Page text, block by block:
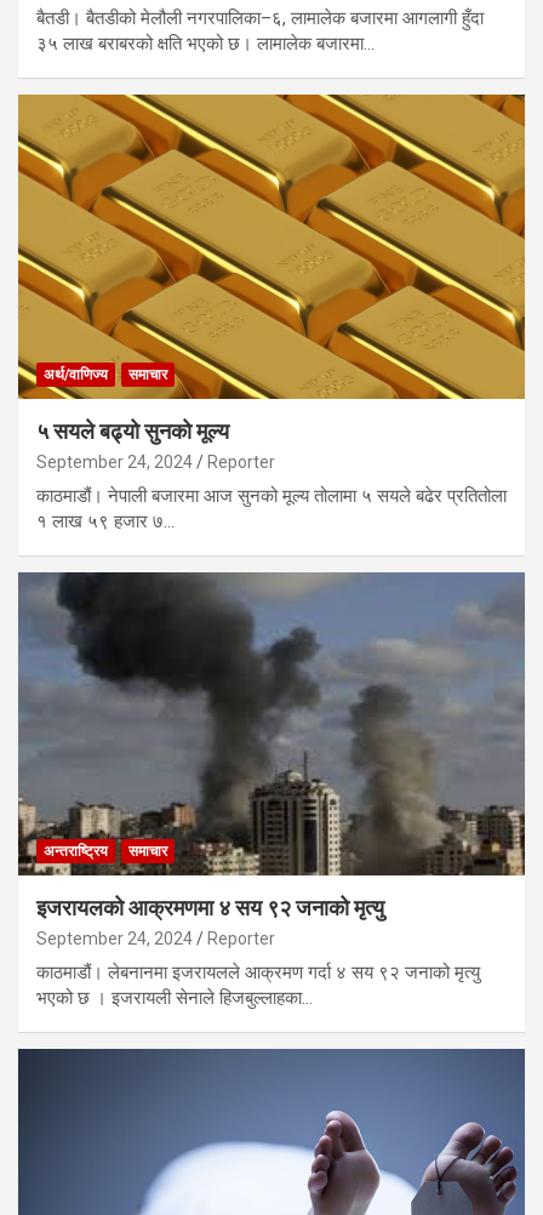
बैतडी। बैतडीको मेलौली नगरपालिका–६, लामालेक बजारमा आगलागी हुँदा
३५ लाख बराबरको क्षति भएको छ। लामालेक बजारमा…
अर्थ/वाणिज्य समाचार
५ सयले बढ्यो सुनको मूल्य
September 24, 2024 Reporter
काठमाडौं। नेपाली बजारमा आज सुनको मूल्य तोलामा ५ सयले बढेर प्रतितोला
१ लाख ५९ हजार ७…
अन्तराष्ट्रिय समाचार
इजरायलको आक्रमणमा ४ सय ९२ जनाको मृत्यु
September 24, 2024 Reporter
काठमाडौं। लेबनानमा इजरायलले आक्रमण गर्दा ४ सय ९२ जनाको मृत्यु
भएको छ । इजरायली सेनाले हिजबुल्लाहका…